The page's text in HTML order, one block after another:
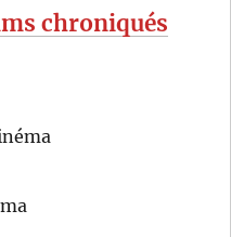
chroniqués